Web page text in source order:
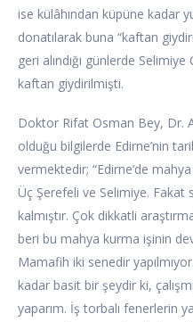
ise külâhından küpüne kadar
donatılarak buna “kaftan
geri alındığı günlerde
kaftan giydirilmişti.
Doktor Rifat Osman Bey, Dr.
olduğu bilgilerde Edirne’nin
vermektedir; “Edirne’de
Üç Şerefeli ve Selimiye. Fakat
kalmıştır. Çok dikkatli
beri bu mahya kurma işinin
Mamafih iki senedir
kadar basit bir şeydir ki,
yaparım. İş torbalı fenerlerin